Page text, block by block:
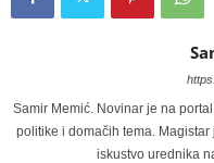
Samir Memić. Novinar je na
politike i domačih tema.
iskustvo urednika